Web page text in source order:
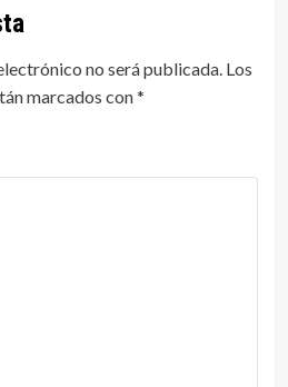
no será publicada. Los
marcados con*